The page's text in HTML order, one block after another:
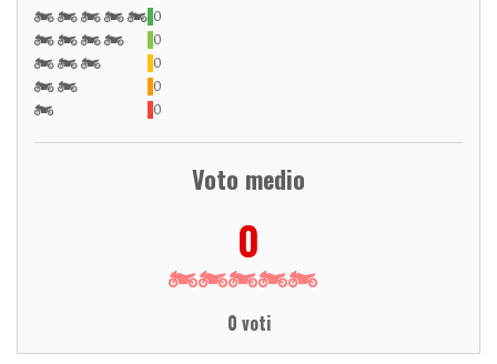
0
0
0
0
0
Voto medio
0
0 voti